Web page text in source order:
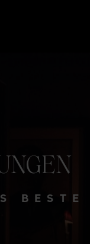
BESTE